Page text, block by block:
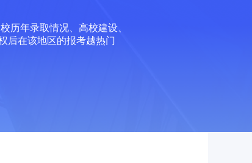
历年录取情况、高校建设、
后在该地区的报考越热门